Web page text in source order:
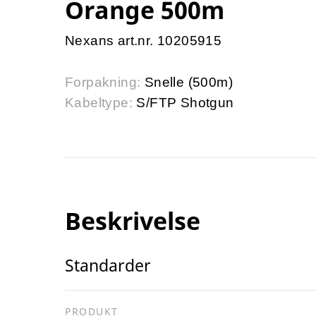
Orange 500m
Nexans art.nr. 10205915
Forpakning: Snelle (500m)
Kabeltype: S/FTP Shotgun
Beskrivelse
Standarder
PRODUKT